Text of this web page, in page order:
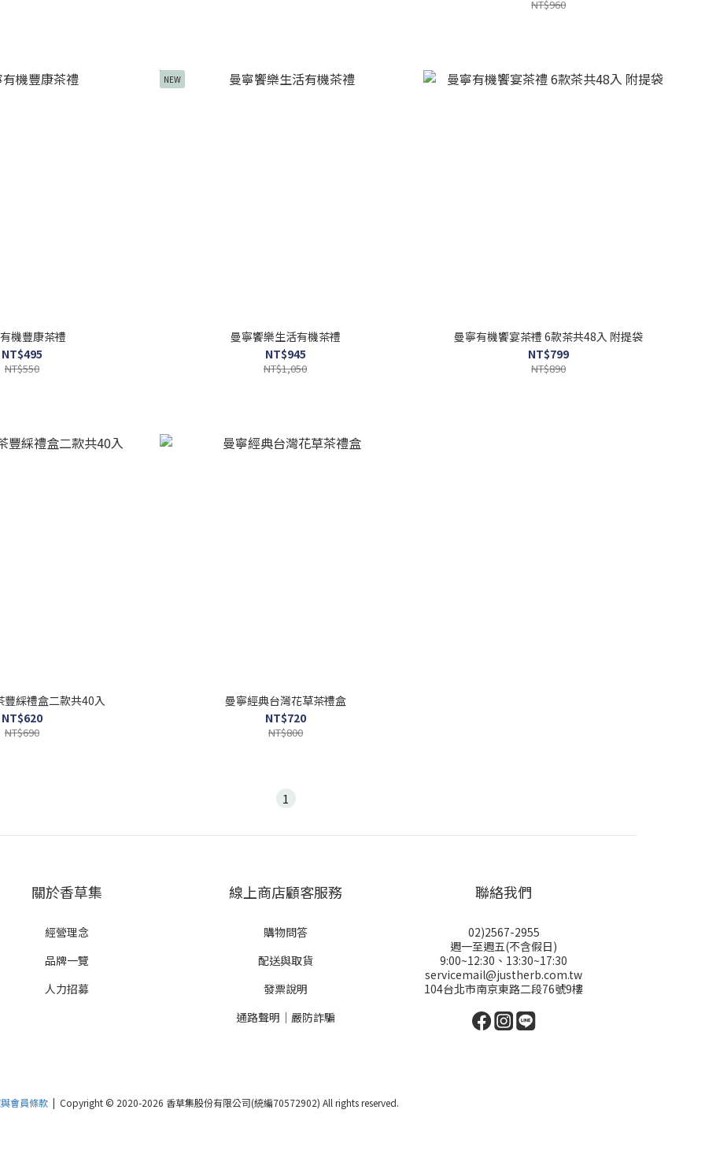
NT$960
機豐康茶禮
NT$495
NT$550
NEW
曼寧饗樂生活有機茶禮
NT$945
NT$1,050
曼寧有機饗宴茶禮 6款茶共48入 附提袋
NT$799
NT$890
豐綵禮盒二款共40入
NT$620
NT$690
曼寧經典台灣花草茶禮盒
NT$720
NT$800
1
關於香草集
經營理念
品牌一覽
人力招募
線上商店顧客服務
購物問答
配送與取貨
發票說明
通路聲明｜嚴防詐騙
聯絡我們
02)2567-2955
週一至週五(不含假日)
9:00~12:30、13:30~17:30
servicemail@justherb.com.tw
104台北市南京東路二段76號9樓
會員條款 | Copyright © 2020-2026 香草集股份有限公司(統編70572902) All rights reserved.